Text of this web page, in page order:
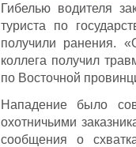
Гибелью водителя
туриста по
получили ранения.
коллега получил
по Восточной
Нападение было
охотничьими
сообщения о